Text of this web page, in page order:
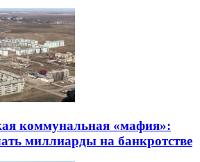
коммунальная «мафия»:
миллиарды на банкротстве